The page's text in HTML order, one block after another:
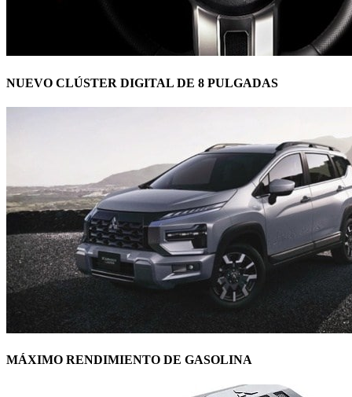
NUEVO CLÚSTER DIGITAL DE 8 PULGADAS
MÁXIMO RENDIMIENTO DE GASOLINA